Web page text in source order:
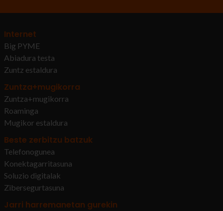
Internet
Big PYME
Abiadura testa
Zuntz estaldura
Zuntza+mugikorra
Zuntza+mugikorra
Roaminga
Mugikor estaldura
Beste zerbitzu batzuk
Telefonogunea
Konektagarritasuna
Soluzio digitalak
Zibersegurtasuna
Jarri harremanetan gurekin